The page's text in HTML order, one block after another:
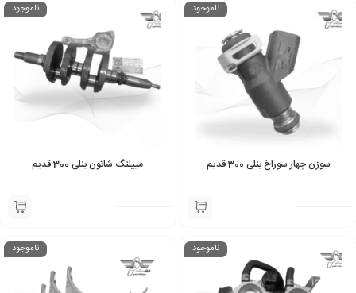
ناموجود
سوزن چهار سوراخ بنلی 300 قدیم
ناموجود
مییلنگ شاتون بنلی 300 قدیم
ناموجود ناموجود